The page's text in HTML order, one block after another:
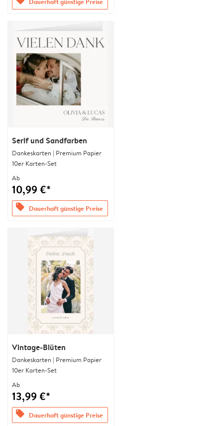
Serif und Sandfarben
Dankeskarten | Premium Papier
10er Karten-Set
Ab
10,99 €*
offers Dauerhaft günstige Preise
Vintage-Blüten
Dankeskarten | Premium Papier
10er Karten-Set
Ab
13,99 €*
offers Dauerhaft günstige Preise